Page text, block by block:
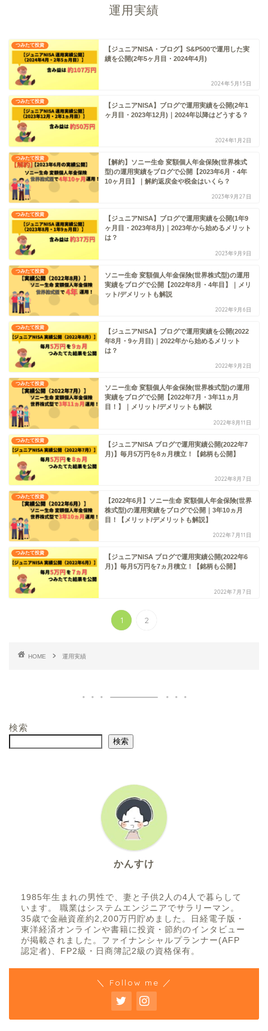
運用実績
つみたて投資
【ジュニアNISA・ブログ】S&P500で運用した実
績を公開(2年5ヶ月目・2024年4月)
2024年5月15日
つみたて投資
【ジュニアNISA】ブログで運用実績を公開(2年1
ヶ月目・2023年12月)｜2024年以降はどうする？
2024年1月2日
つみたて投資
【解約】ソニー生命 変額個人年金保険(世界株式
型)の運用実績をブログで公開【2023年6月・4年
10ヶ月目】｜解約返戻金や税金はいくら？
2023年9月27日
つみたて投資
【ジュニアNISA】ブログで運用実績を公開(1年9
ヶ月目・2023年8月)｜2023年から始めるメリット
は？
2023年9月9日
つみたて投資
ソニー生命 変額個人年金保険(世界株式型)の運用
実績をブログで公開【2022年8月・4年目】｜メリ
ット/デメリットも解説
2022年9月6日
つみたて投資
【ジュニアNISA】ブログで運用実績を公開(2022
年8月・9ヶ月目)｜2022年から始めるメリット
は？
2022年9月2日
つみたて投資
ソニー生命 変額個人年金保険(世界株式型)の運用
実績をブログで公開【2022年7月・3年11ヵ月
目！】｜メリット/デメリットも解説
2022年8月11日
つみたて投資
【ジュニアNISA ブログで運用実績公開(2022年7
月)】毎月5万円を8ヵ月積立！【銘柄も公開】
2022年8月7日
つみたて投資
【2022年6月】ソニー生命 変額個人年金保険(世界
株式型)の運用実績をブログで公開｜3年10ヵ月
目！【メリット/デメリットも解説】
2022年7月11日
つみたて投資
【ジュニアNISA ブログで運用実績公開(2022年6
月)】毎月5万円を7ヵ月積立！【銘柄も公開】
2022年7月7日
1 2
HOME 運用実績
検索
検索
かんすけ
1985年生まれの男性で、妻と子供2人の4人で暮らして
います。 職業はシステムエンジニアでサラリーマン。
35歳で金融資産約2,200万円貯めました。日経電子版・
東洋経済オンラインや書籍に投資・節約のインタビュー
が掲載されました。ファイナンシャルプランナー(AFP
認定者)、FP2級・日商簿記2級の資格保有。
＼ Follow me ／